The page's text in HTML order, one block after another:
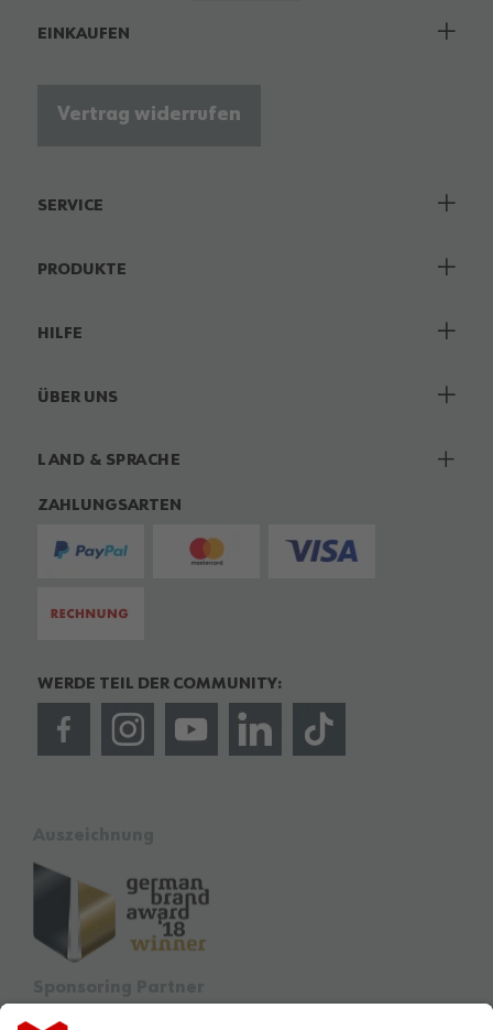
EINKAUFEN
Vertrag widerrufen
SERVICE
PRODUKTE
HILFE
ÜBER UNS
LAND & SPRACHE
ZAHLUNGSARTEN
WERDE TEIL DER COMMUNITY: